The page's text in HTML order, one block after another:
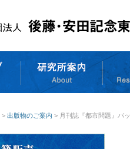
> 出版物のご案内 > 月刊誌『都市問題』バ